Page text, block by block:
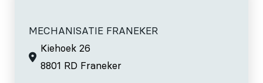
MECHANISATIE FRANEKER
Kiehoek 26
8801 RD Franeker